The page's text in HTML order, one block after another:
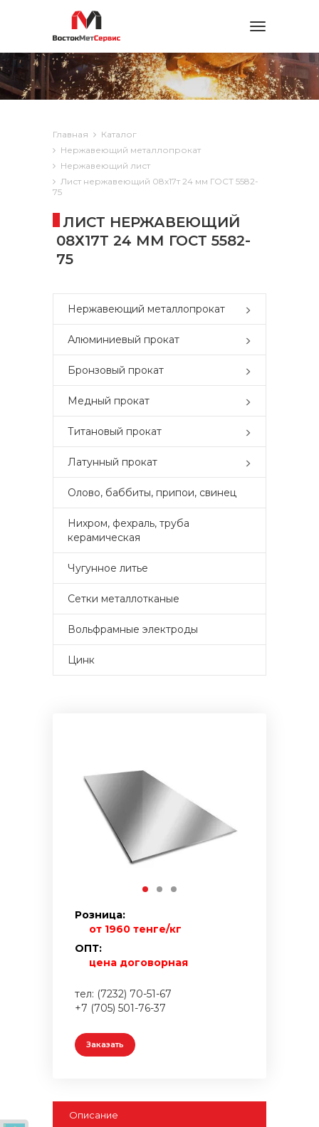
Toggle
Главная
Каталог
Нержавеющий металлопрокат
Нержавеющий лист
Лист нержавеющий 08х17т 24 мм ГОСТ 5582-
75
ЛИСТ НЕРЖАВЕЮЩИЙ
08Х17Т 24 ММ ГОСТ 5582-
75
Нержавеющий металлопрокат
Алюминиевый прокат
Бронзовый прокат
Медный прокат
Титановый прокат
Латунный прокат
Олово, баббиты, припои, свинец
Нихром, фехраль, труба
керамическая
Чугунное литье
Сетки металлотканые
Вольфрамные электроды
Цинк
Розница:
от 1960 тенге/кг
ОПТ:
цена договорная
тел: (7232) 70-51-67
+7 (705) 501-76-37
Заказать
Описание